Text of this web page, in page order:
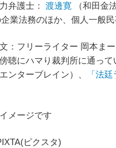
弁護士： 渡邊寛 （和田金
業法務のほか、個人一般
：フリーライター 岡本ま
聴にハマり裁判所に通って
エンターブレイン）、 「法
メージです
ピクスタ)